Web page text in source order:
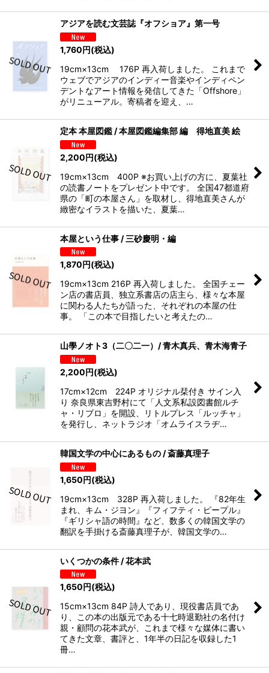
アジアを読む文芸誌『オフショア』第一号
1,760円(税込)
19cm×13cm 176P 再入荷しました。 これまで
ウェブでアジアのインディー音楽やインディペン
デントなアート情報を発信してきた「Offshore」
がリニューアル。寄稿者を迎え、…
定本 本屋図鑑 / 本屋図鑑編集部 編 得地直美 絵
2,200円(税込)
19cm×13cm 400P ※お買い上げの方に、夏葉社
の読書ノートをプレゼント中です。 全国47都道府
県の「町の本屋さん」を取材し、得地直美さんが
緻密なイラストを描いた、夏葉…
本屋という仕事 / 三砂慶明・編
1,870円(税込)
19cm×13cm 216P 再入荷しました。 全国チェー
ン店の書店員、独立系書店の店主ら、様々な本屋
に関わる人たちが語った、それぞれの本屋の仕
事。 「この本で目指したいと考えたの…
山學ノオト3（二〇二一）/ 青木真兵、青木海青子
2,200円(税込)
17cm×12cm 224P オリジナル栞付き サイン入
り 奈良県東吉野村にて「人文系私設図書館ルチ
ャ・リブロ」を開設、リトルプレス「ルッチャ」
を発行し、ネットラジオ「オムライスラヂ…
韓国文学の中心にあるもの / 斎藤真理子
1,650円(税込)
19cm×13cm 328P 再入荷しました。 『82年生
まれ、キム・ジヨン』『フィフティ・ピープル』
『ギリシャ語の時間』など、数多くの韓国文学の
翻訳を手掛ける斎藤真理子が、韓国文学の…
いくつかの条件 / 花本武
1,650円(税込)
15cm×13cm 84P 詩人であり、現役書店員であ
り、この本の出版元である十七時退勤社の名付け
親・顧問の花本武が、これまで様々な媒体に書い
てきた文章、書評と、1年半の日記を収録した1
冊…